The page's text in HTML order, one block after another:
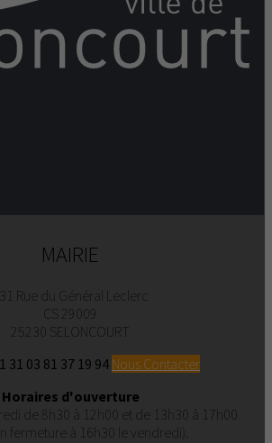
MAIRIE
Rue du Général Leclerc
CS 29009
25230 SELONCOURT
31 03 81 37 19 94 Nous Contacter
Horaires d'ouverture
de 8h30 à 12h00 et de 13h30 à 17h00
fermeture à 16h30 le vendredi).